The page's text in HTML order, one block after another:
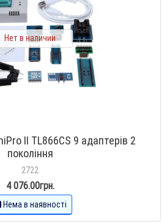
Нет в наличии
II TL866CS 9 адаптерів 2
покоління
2722
4 076.00грн.
Нема в наявності